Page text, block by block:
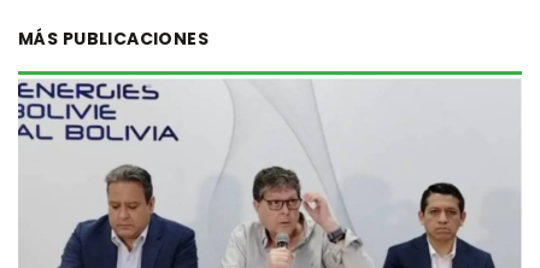
MÁS PUBLICACIONES